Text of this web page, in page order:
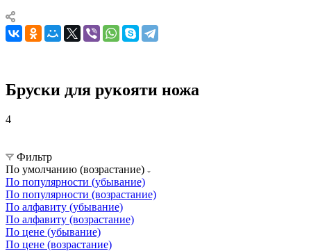
Бруски для рукояти ножа
4
Фильтр
По умолчанию (возрастание)
По популярности (убывание)
По популярности (возрастание)
По алфавиту (убывание)
По алфавиту (возрастание)
По цене (убывание)
По цене (возрастание)